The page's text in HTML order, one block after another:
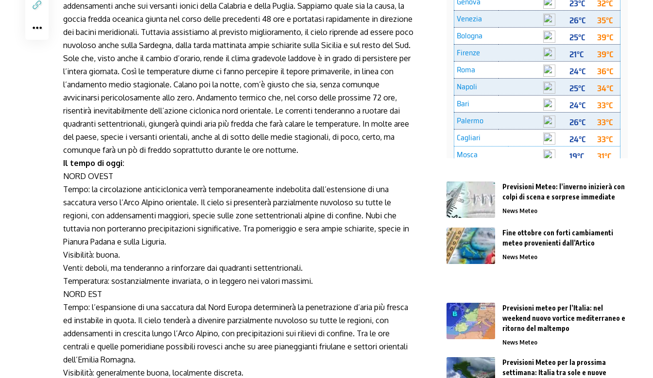
addensamenti anche sui versanti ionici della Calabria e della Puglia. Sappiamo quale sia la causa, la
goccia fredda oceanica giunta nel corso delle precedenti 48 ore e portatasi rapidamente in direzione
dei bacini meridionali. Tuttavia assistiamo al previsto miglioramento, il cielo riprende ad essere poco
nuvoloso anche sulla Sardegna, dalla tarda mattinata ampie schiarite sulla Sicilia e sul resto del Sud.
Sole che, visto anche il cambio d’orario, rende il clima gradevole laddove è in grado di persistere per
l’intera giornata. Così le temperature diurne ci fanno percepire il tepore primaverile, in linea con
l’andamento medio stagionale. Calano poi la notte, com’è giusto che sia, senza comunque
avvicinarsi pericolosamente allo zero. Andamento termico che, nel corso delle prossime 72 ore,
risentirà inevitabilmente dell’azione ciclonica nord orientale. Le correnti tenderanno a ruotare dai
quadranti settentrionali, giungerà quindi aria più fredda che farà calare le temperature. In molte aree
del paese, specie i versanti orientali, anche al di sotto delle medie stagionali, di poco, certo, ma
comunque farà un pò di freddo soprattutto durante le ore notturne.
Il tempo di oggi:
NORD OVEST
Tempo: la circolazione anticiclonica verrà temporaneamente indebolita dall’estensione di una
saccatura verso l’Arco Alpino orientale. Il cielo si presenterà parzialmente nuvoloso su tutte le
regioni, con addensamenti maggiori, specie sulle zone settentrionali alpine di confine. Nubi che
tuttavia non porteranno precipitazioni significative. Tra pomeriggio e sera ampie schiarite, specie in
Pianura Padana e sulla Liguria.
Visibilità: buona.
Venti: deboli, ma tenderanno a rinforzare dai quadranti settentrionali.
Temperatura: sostanzialmente invariata, o in leggero nei valori massimi.
NORD EST
Tempo: l’espansione di una saccatura dal Nord Europa determinerà la penetrazione d’aria più fresca
ed instabile in quota. Il cielo tenderà a divenire parzialmente nuvoloso su tutte le regioni, con
addensamenti in crescita lungo l’Arco Alpino, con precipitazioni sui rilievi di confine. Tra le ore
centrali e quelle pomeridiane possibili rovesci anche su aree pianeggianti friulane e settori orientali
dell’Emilia Romagna.
Visibilità: generalmente buona, localmente discreta.
Previsioni Meteo: l’inverno inizierà con
colpi di scena e sorprese immediate
News Meteo
Fine ottobre con forti cambiamenti
meteo provenienti dall’Artico
News Meteo
Previsioni meteo per l’Italia: nel
weekend nuovo vortice mediterraneo e
ritorno del maltempo
News Meteo
Previsioni Meteo per la prossima
settimana: Italia tra sole e nuove